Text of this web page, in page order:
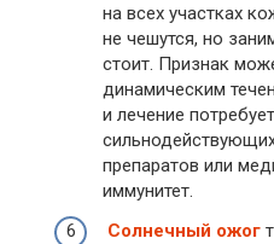
на всех участках
не чешутся, но
стоит. Признак
динамическим
и лечение
препаратов или
иммунитет.
Солнечный ожог